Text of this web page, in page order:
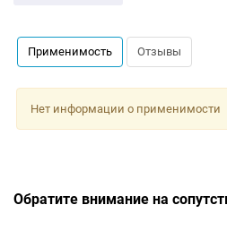
Применимость Отзывы
Нет информации о применимости
Обратите внимание на